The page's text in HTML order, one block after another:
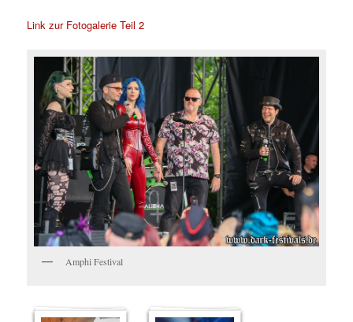
Link zur Fotogalerie Teil 2
Amphi Festival